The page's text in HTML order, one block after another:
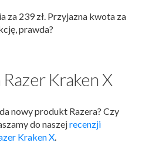
za 239 zł. Przyjazna kwota za
prawda?
Kraken X
nowy produkt Razera? Czy
do naszejrecenzji
Kraken X.